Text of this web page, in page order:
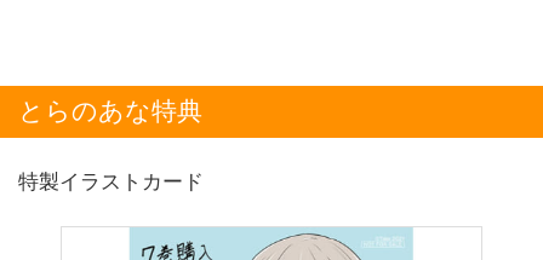
とらのあな特典
特製イラストカード